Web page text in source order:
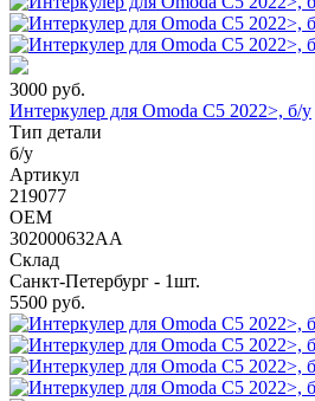
3000 руб.
Интеркулер для Omoda C5 2022>, б/у
Тип детали
б/у
Артикул
219077
OEM
302000632AA
Склад
Санкт-Петербург - 1шт.
5500 руб.